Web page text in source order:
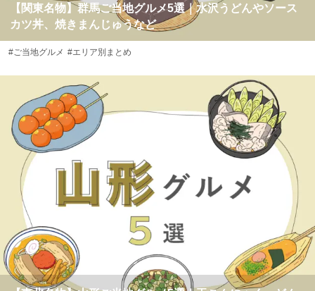
【関東名物】群馬ご当地グルメ5選｜水沢うどんやソース
カツ丼、焼きまんじゅうなど
#ご当地グルメ #エリア別まとめ